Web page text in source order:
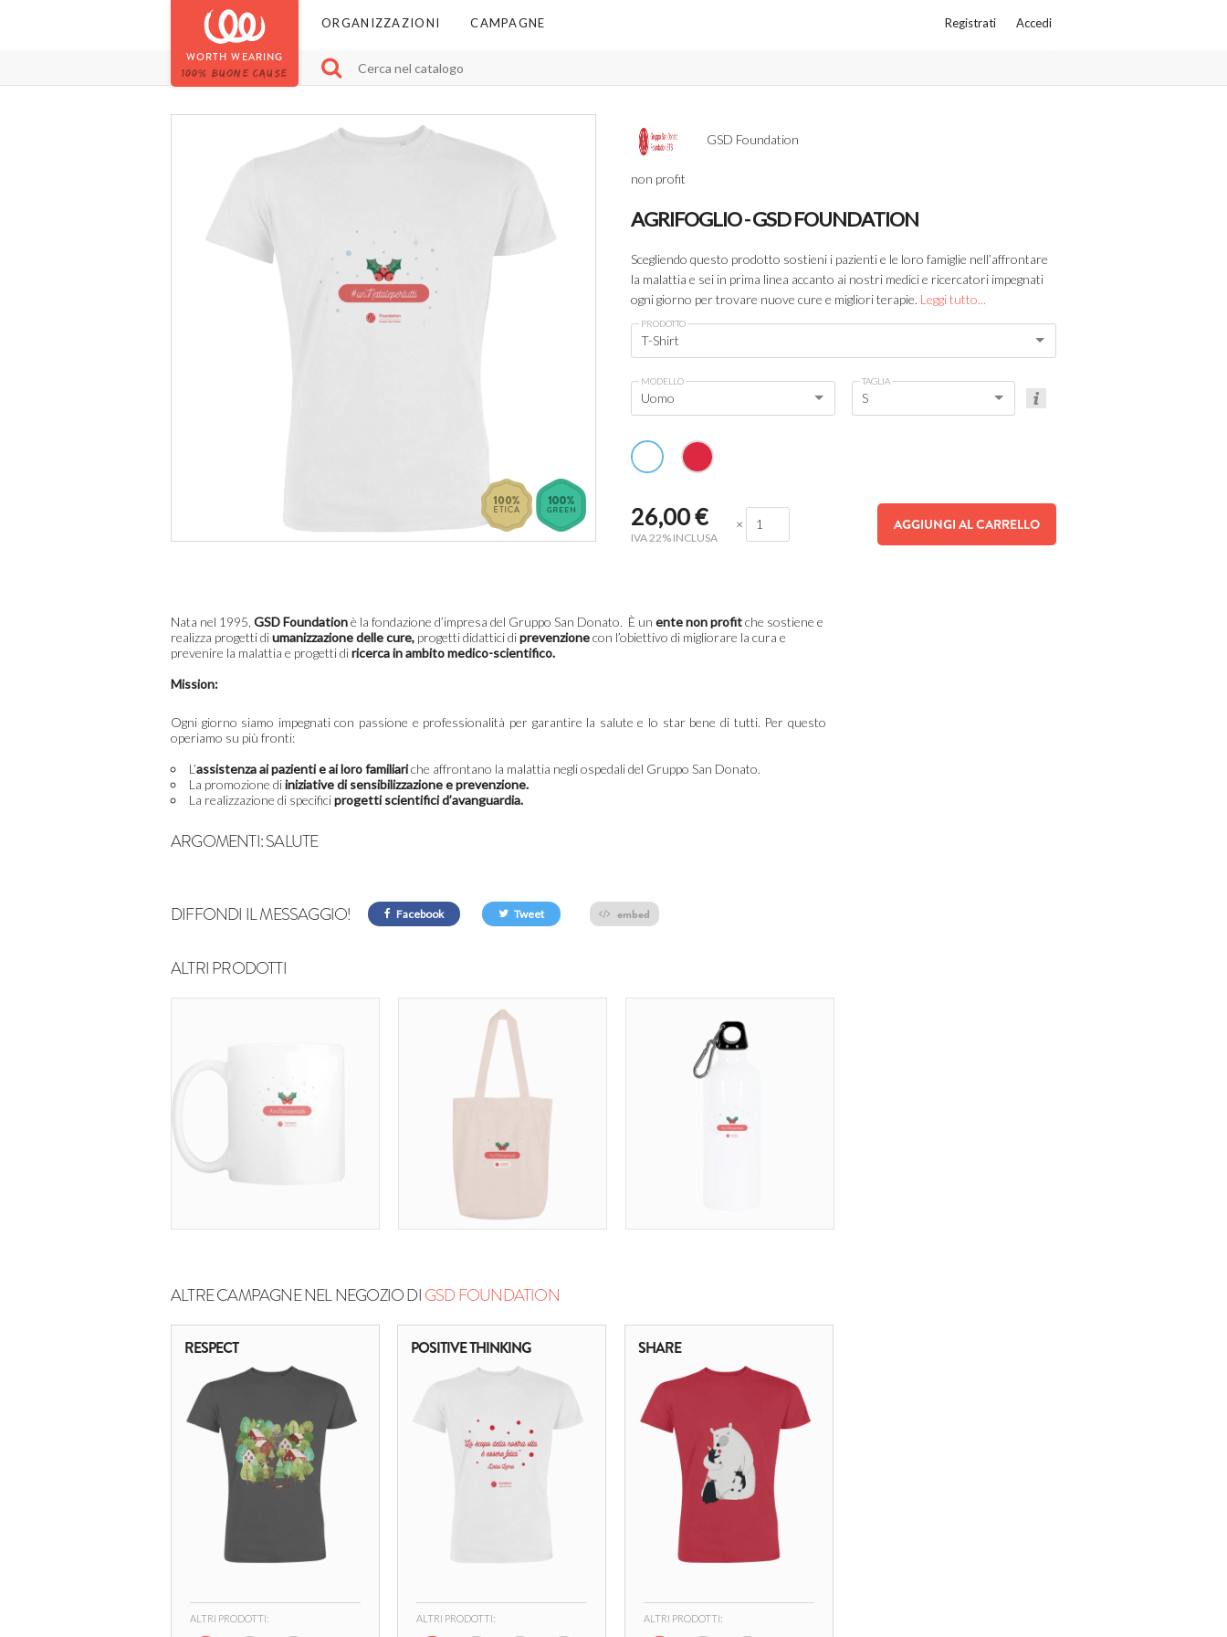
WORTH WEARING
100% BUONE CAUSE
Registrati Accedi
ORGANIZZAZIONI CAMPAGNE
GSD Foundation
non profit
AGRIFOGLIO - GSD FOUNDATION
Scegliendo questo prodotto sostieni i pazienti e le loro famiglie nell’affrontare
la malattia e sei in prima linea accanto ai nostri medici e ricercatori impegnati
ogni giorno per trovare nuove cure e migliori terapie. Leggi tutto...
PRODOTTO
T-Shirt
MODELLO
Uomo
TAGLIA
S
26,00€
IVA 22% INCLUSA
× AGGIUNGI AL CARRELLO
Nata nel 1995, GSD Foundationè la fondazione d’impresa del Gruppo San Donato. È un ente non profitche sostiene e
realizza progetti diumanizzazione delle cure, progetti didattici diprevenzionecon l’obiettivo di migliorare la cura e
prevenire la malattia e progetti diricerca in ambito medico-scientifico.
Mission:
Ogni giorno siamo impegnati con passione e professionalità per garantire la salute e lo star bene di tutti. Per questo
operiamo su più fronti:
L’assistenza ai pazienti e ai loro familiariche affrontano la malattia negli ospedali del Gruppo San Donato.
L a promozione diiniziative di sensibilizzazione e prevenzione.
La realizzazione di specificiprogetti scientifici d’avanguardia.
ARGOMENTI:SALUTE
DIFFONDI IL MESSAGGIO! Facebook Tweet embed
ALTRI PRODOTTI
ALTRE CAMPAGNE NEL NEGOZIO DIGSD FOUNDATION
RESPECT
ALTRI PRODOTTI:
POSITIVE THINKING
ALTRI PRODOTTI:
SHARE
ALTRI PRODOTTI: